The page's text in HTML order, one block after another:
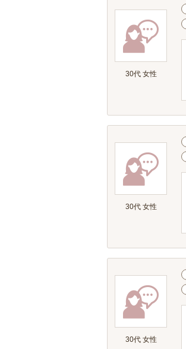
30代 女性
30代 女性
30代 女性